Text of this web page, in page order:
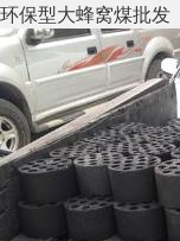
环保型大蜂窝煤批发